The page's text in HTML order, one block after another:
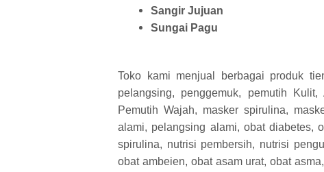
Sangir Jujuan
Sungai Pagu
Toko kami menjual berbagai produk
pelangsing, penggemuk, pemutih
Pemutih Wajah, masker spirulina,
alami, pelangsing alami, obat diabetes,
spirulina, nutrisi pembersih, nutrisi
obat ambeien, obat asam urat, obat